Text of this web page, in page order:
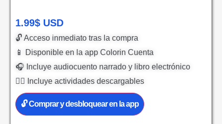
1.99$ USD
🔓 Acceso inmediato tras la compra
📱 Disponible en la app Colorin Cuenta
🎧 Incluye audiocuento narrado y libro electrónico
✍🏻 Incluye actividades descargables
🔓 Comprar y desbloquear en la app